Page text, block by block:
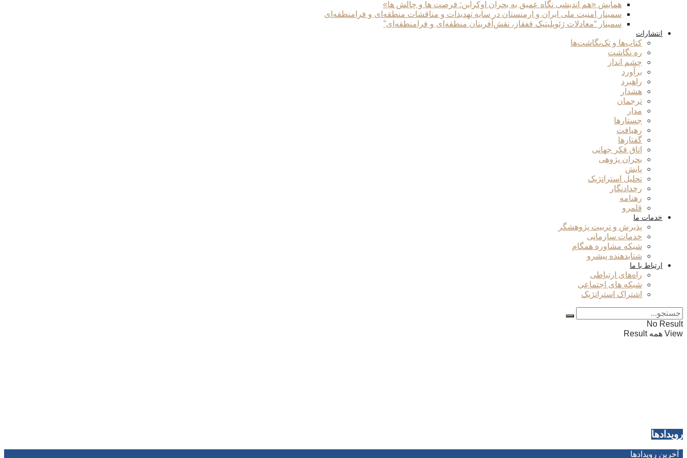
همایش «هم اندیشی نگاه عمیق به بحران اوکراین: فرصت ها و چالش ها»
سمینار امنیت ملی ایران و ارمنستان در سایه تهدیدات و مناقشات منطقه‌ای و فرامنطقه‌ای
سمینار “معادلات ژئوپلیتیک قفقاز، نقش‌آفرینان منطقه‌ای و فرامنطقه‌ای”
انتشارات
کتاب‌ها و تک‌نگاشت‌ها
ره نگاشت
چشم انداز
برآورد
راهبرد
هشدار
ترجمان
مدار
جستارها
رهیافت
گفتارها
اتاق فکر جهانی
بحران پژوهی
پایش
تحلیل استراتژیک
رخدادنگار
رهنامه
قلمرو
خدمات ما
پذیرش و تربیت پژوهشگر
خدمات سازمانی
شبکه مشاوره همگام
شتابدهنده پیشرو
ارتباط با ما
راه‌های ارتباطی
شبکه های اجتماعی
اشتراک استراتژیک
No Result
View همه Result
رویدادها
آخرین رویدادها